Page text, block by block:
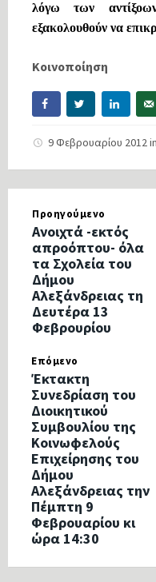
λόγω των
εξακολουθούν να
Κοινοποίηση
9 Φεβρουαρίου 2012in
Προηγούμενο
Ανοιχτά -εκτός
απροόπτου- όλα
τα Σχολεία του
Δήμου
Αλεξάνδρειας τη
Δευτέρα 13
Φεβρουρίου
Επόμενο
Έκτακτη
Συνεδρίαση του
Διοικητικού
Συμβουλίου της
Κοινωφελούς
Επιχείρησης του
Δήμου
Αλεξάνδρειας την
Πέμπτη 9
Φεβρουαρίου κι
ώρα 14:30